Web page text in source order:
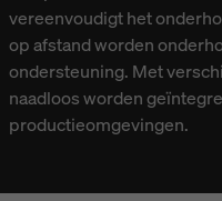
vereenvoudigt het
op afstand worden
ondersteuning. Met
naadloos worden
productieomgevingen.